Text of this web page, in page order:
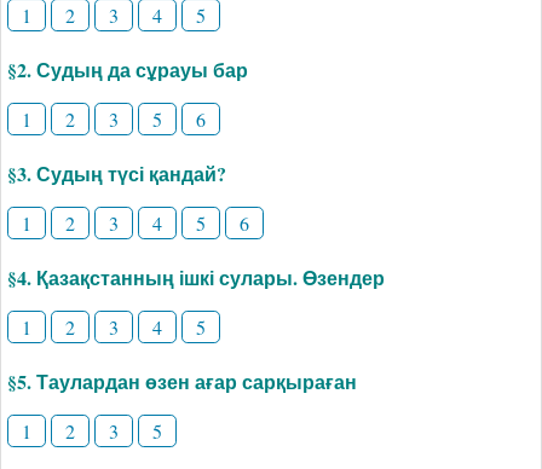
1 2 3 4 5
§2. Судың да сұрауы бар
1 2 3 5 6
§3. Судың түсі қандай?
1 2 3 4 5 6
§4. Қазақстанның ішкі сулары. Өзендер
1 2 3 4 5
§5. Таулардан өзен ағар сарқыраған
1 2 3 5